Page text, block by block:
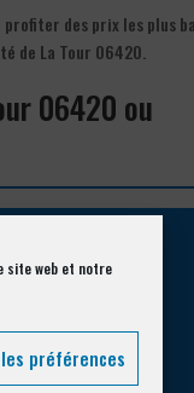
site web et notre
préférences
profiter des prix les plus
de La Tour 06420.
06420 ou
!